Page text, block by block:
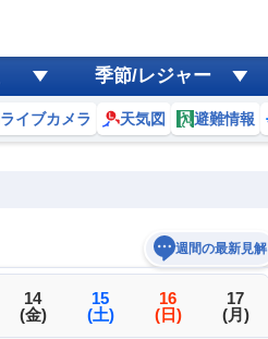
季節/レジャー
ライブカメラ 天気図 避難情報
週間の最新見解
14
(金)
15
(土)
16
(日)
17
(月)